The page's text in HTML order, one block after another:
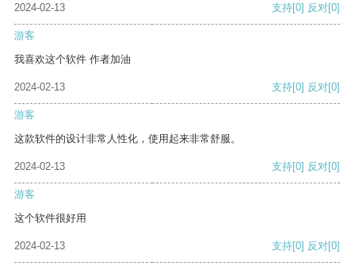
2024-02-13 支持[0] 反对[0]
游客
我喜欢这个软件 作者加油
2024-02-13 支持[0] 反对[0]
游客
这款软件的设计非常人性化，使用起来非常舒服。
2024-02-13 支持[0] 反对[0]
游客
这个软件很好用
2024-02-13 支持[0] 反对[0]